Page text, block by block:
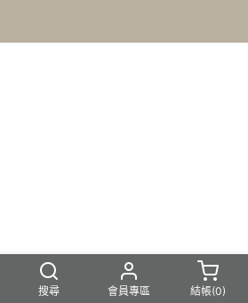
搜尋 會員專區 結帳(0)